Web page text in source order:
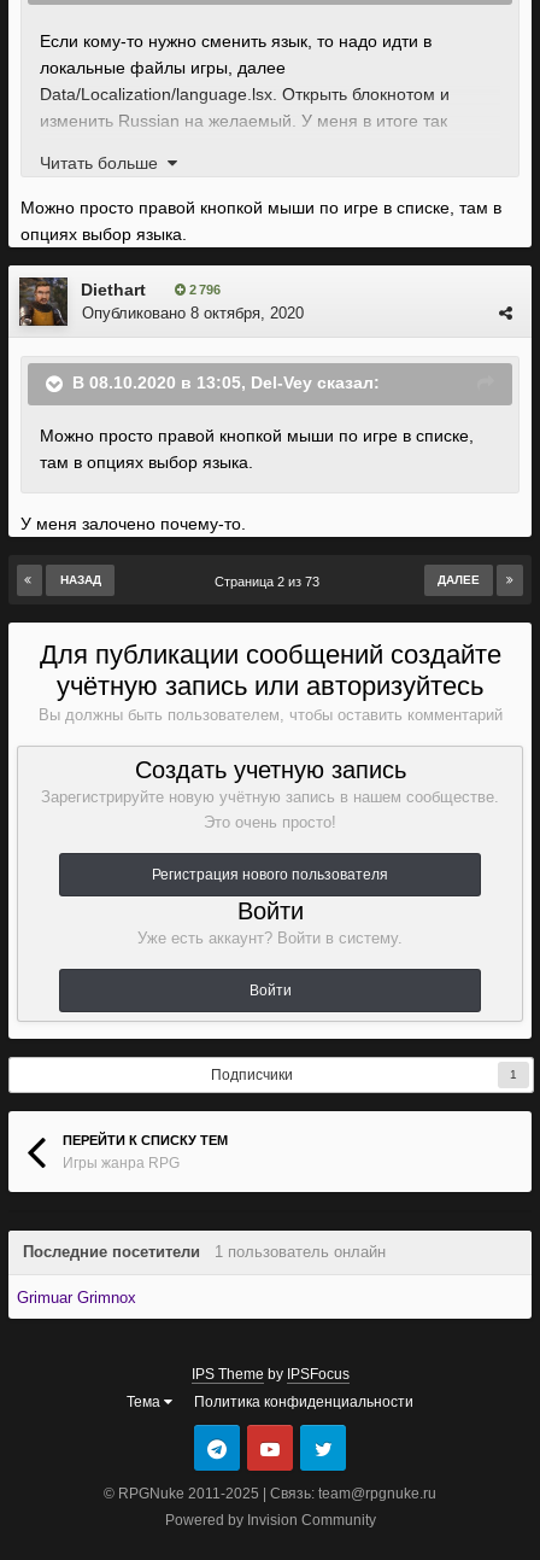
Если кому-то нужно сменить язык, то надо идти в
локальные файлы игры, далее
Data/Localization/language.lsx. Открыть блокнотом и
изменить Russian на желаемый. У меня в итоге так
Читать больше
Можно просто правой кнопкой мыши по игре в списке, там в
опциях выбор языка.
Diethart 2 796
Опубликовано 8 октября, 2020
В 08.10.2020 в 13:05, Del-Vey сказал:
Можно просто правой кнопкой мыши по игре в списке,
там в опциях выбор языка.
У меня залочено почему-то.
НАЗАД ДАЛЕЕ
Страница 2 из 73
Для публикации сообщений создайте
учётную запись или авторизуйтесь
Вы должны быть пользователем, чтобы оставить комментарий
Создать учетную запись
Зарегистрируйте новую учётную запись в нашем сообществе.
Это очень просто!
Регистрация нового пользователя
Войти
Уже есть аккаунт? Войти в систему.
Войти
Подписчики 1
ПЕРЕЙТИ К СПИСКУ ТЕМ
Игры жанра RPG
Последние посетители 1 пользователь онлайн
Grimuar Grimnox
IPS Theme by IPSFocus
Тема
Политика конфиденциальности
© RPGNuke 2011-2025 | Связь: team@rpgnuke.ru
Powered by Invision Community